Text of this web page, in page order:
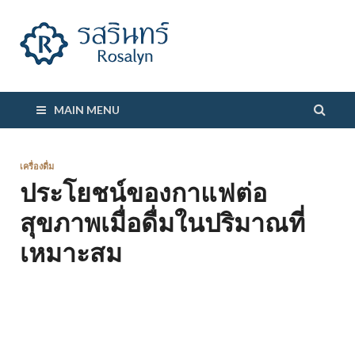
MAIN MENU
เครื่องดื่ม
ประโยชน์ของกาแฟต่อ
สุขภาพเมื่อดื่มในปริมาณที่
เหมาะสม